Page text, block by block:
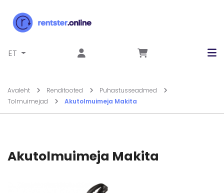
ET
Avaleht Renditooted
Puhastusseadmed
Tolmuimejad
Akutolmuimeja Makita
Akutolmuimeja Makita